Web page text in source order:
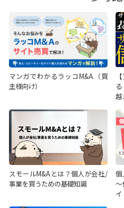
マンガでわかるラッコM&A（買
主様向け）
越
スモールM&Aとは？個人が会社/
事業を買うための基礎知識
～
イ